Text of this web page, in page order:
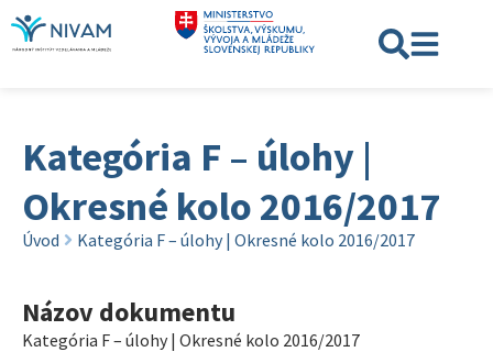
Kategória F – úlohy |
Okresné kolo 2016/2017
Úvod Kategória F – úlohy | Okresné kolo 2016/2017
Názov dokumentu
Kategória F – úlohy | Okresné kolo 2016/2017